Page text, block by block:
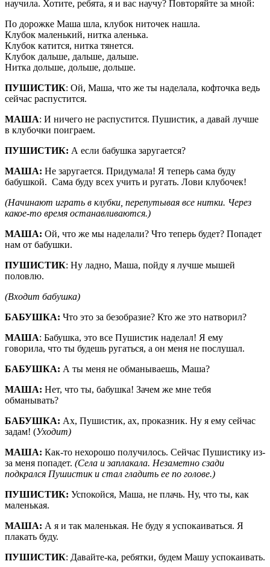
научила. Хотите, ребята, я и вас научу? Повторяйте за мной:
По дорожке Маша шла, клубок ниточек нашла.
Клубок маленький, нитка аленька.
Клубок катится, нитка тянется.
Клубок дальше, дальше, дальше.
Нитка дольше, дольше, дольше.
ПУШИСТИК: Ой, Маша, что же ты наделала, кофточка ведь
сейчас распустится.
МАША: И ничего не распустится. Пушистик, а давай лучше
в клубочки поиграем.
ПУШИСТИК: А если бабушка заругается?
МАША: Не заругается. Придумала! Я теперь сама буду
бабушкой. Сама буду всех учить и ругать. Лови клубочек!
(Начинают играть в клубки, перепутывая все нитки. Через
какое-то время останавливаются.)
МАША: Ой, что же мы наделали? Что теперь будет? Попадет
нам от бабушки.
ПУШИСТИК: Ну ладно, Маша, пойду я лучше мышей
половлю.
(Входит бабушка)
БАБУШКА: Что это за безобразие? Кто же это натворил?
МАША: Бабушка, это все Пушистик наделал! Я ему
говорила, что ты будешь ругаться, а он меня не послушал.
БАБУШКА: А ты меня не обманываешь, Маша?
МАША: Нет, что ты, бабушка! Зачем же мне тебя
обманывать?
БАБУШКА: Ах, Пушистик, ах, проказник. Ну я ему сейчас
задам! (Уходит)
МАША: Как-то нехорошо получилось. Сейчас Пушистику из-
за меня попадет. (Села и заплакала. Незаметно сзади
подкрался Пушистик и стал гладить ее по голове.)
ПУШИСТИК: Успокойся, Маша, не плачь. Ну, что ты, как
маленькая.
МАША: А я и так маленькая. Не буду я успокаиваться. Я
плакать буду.
ПУШИСТИК: Давайте-ка, ребятки, будем Машу успокаивать.